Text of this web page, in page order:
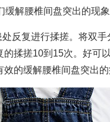
缓解腰椎间盘突出的现
复进行揉搓。将双手
揉搓10到15次。好可
的缓解腰椎间盘突出